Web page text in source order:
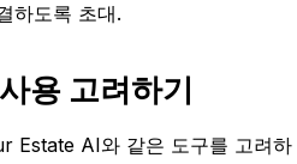
하도록 초대.
용 고려하기
Estate AI와 같은 도구를 고려하